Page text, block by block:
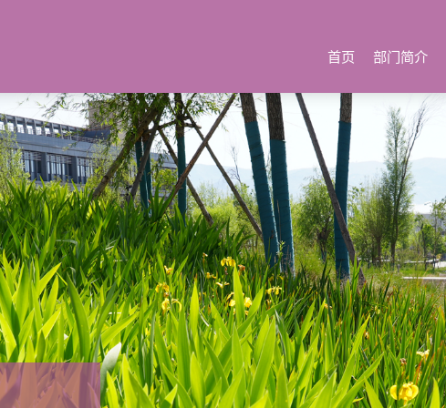
首页 部门简介